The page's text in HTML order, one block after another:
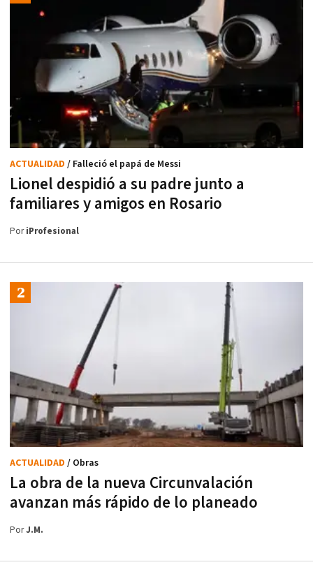
Lionel despidió a su padre junto a
familiares y amigos en Rosario
ACTUALIDAD / Falleció el papá de Messi
PoriProfesional
La obra de la nueva Circunvalación
avanzan más rápido de lo planeado
ACTUALIDAD / Obras
PorJ.M.